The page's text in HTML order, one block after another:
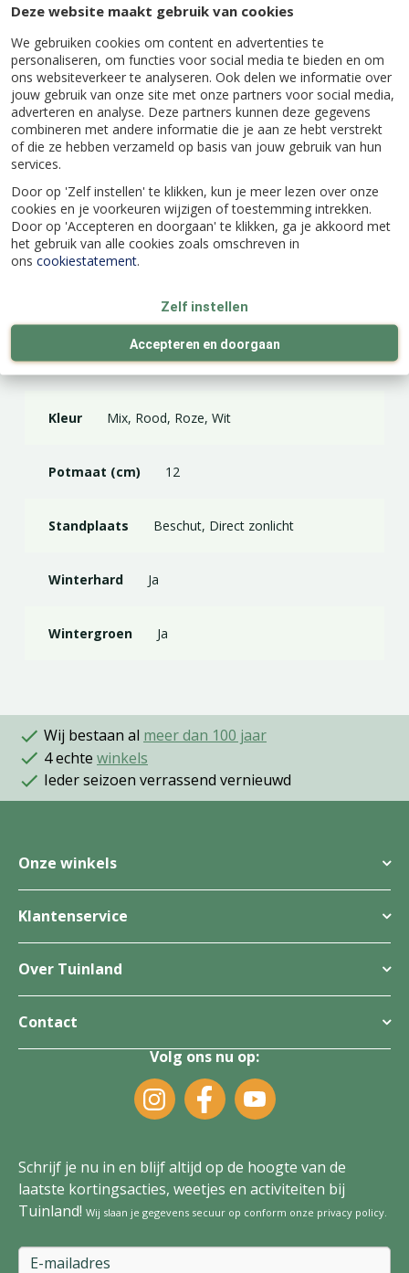
Deze website maakt gebruik van cookies
We gebruiken cookies om content en advertenties te
personaliseren, om functies voor social media te bieden en om
ons websiteverkeer te analyseren. Ook delen we informatie over
jouw gebruik van onze site met onze partners voor social media,
adverteren en analyse. Deze partners kunnen deze gegevens
combineren met andere informatie die je aan ze hebt verstrekt
of die ze hebben verzameld op basis van jouw gebruik van hun
services.
Door op 'Zelf instellen' te klikken, kun je meer lezen over onze
cookies en je voorkeuren wijzigen of toestemming intrekken.
Door op 'Accepteren en doorgaan' te klikken, ga je akkoord met
het gebruik van alle cookies zoals omschreven in
ons cookiestatement.
Zelf instellen
Accepteren en doorgaan
Bemestenkan in de winter door een laagje
mulch of compost rond de struik de strooien. In
het vroege voorjaar en het begin van de zomer
geef je een meststof voor zuurminnende
struiken.
Je kunt kiezen uit een mix van verschillende
kleuren bloemen: rood, roze, wit of gevlekt.
Specificaties
8718469802227
Latijnse naam Camellia japonica
Kleur Mix, Rood, Roze, Wit
Potmaat (cm) 12
Standplaats Beschut, Direct zonlicht
Winterhard Ja
Wintergroen Ja
Wij bestaan al meer dan 100 jaar
4 echte winkels
Ieder seizoen verrassend vernieuwd
Onze winkels
Klantenservice
Over Tuinland
Contact
Volg ons nu op:
Schrijf je nu in en blijf altijd op de hoogte van de
laatste kortingsacties, weetjes en activiteiten bij
Tuinland! Wij slaan je gegevens secuur op conform onze privacy policy.